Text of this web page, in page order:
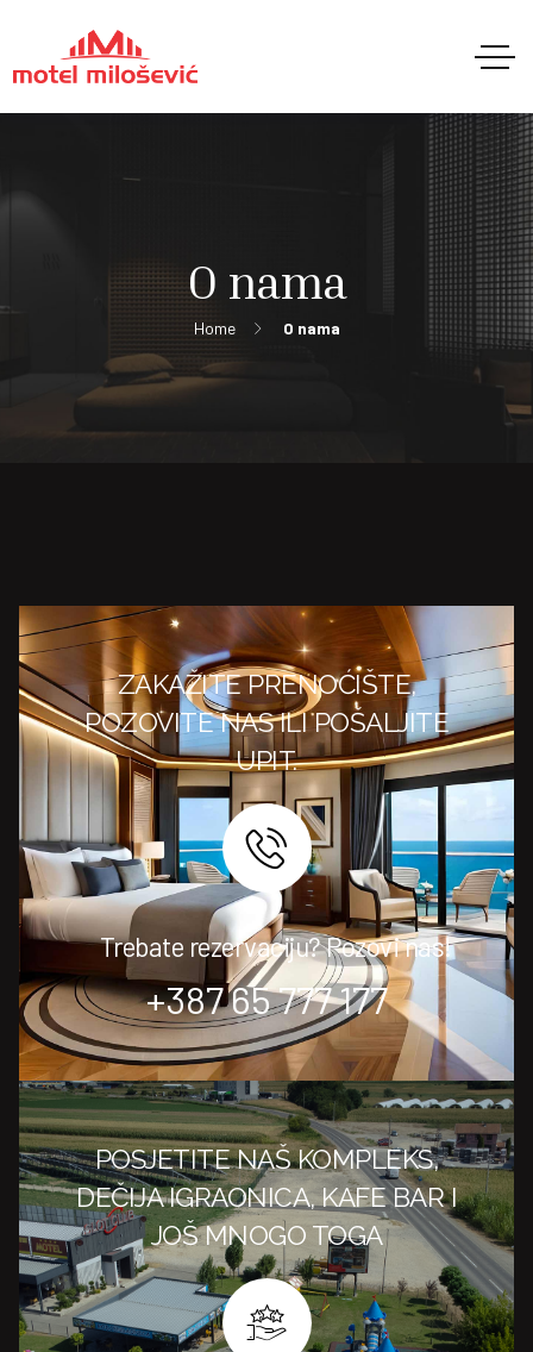
O nama
Home O nama
ZAKAŽITE PRENOĆIŠTE,
POZOVITE NAS ILI POŠALJITE
UPIT.
Trebate rezervaciju? Pozovi nas!
+387 65 777 177
POSJETITE NAŠ KOMPLEKS,
DEČIJA IGRAONICA, KAFE BAR I
JOŠ MNOGO TOGA